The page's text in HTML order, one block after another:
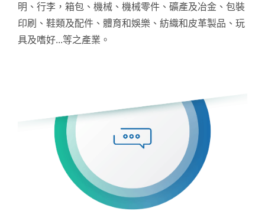
明、行李，箱包、機械、機械零件、礦產及冶金、包裝
印刷、鞋類及配件、體育和娛樂、紡織和皮革製品、玩
具及嗜好...等之產業。